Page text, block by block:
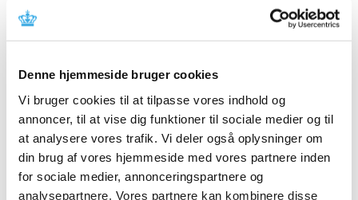
Denne hjemmeside bruger cookies
Vi bruger cookies til at tilpasse vores indhold og
annoncer, til at vise dig funktioner til sociale medier og til
at analysere vores trafik. Vi deler også oplysninger om
din brug af vores hjemmeside med vores partnere inden
for sociale medier, annonceringspartnere og
analysepartnere. Vores partnere kan kombinere disse
Ændring i lovgivningen om medicinsk udstyr -
|2. juli 2019|
To nye europæiske forordninger erstatter de tre
eksisterende direktiver. De to nye forordninger skal
Underlivsnet trækkes tilbage
|2. maj 2019 |
Tre typer underlivsnet til kirurgisk behandling af